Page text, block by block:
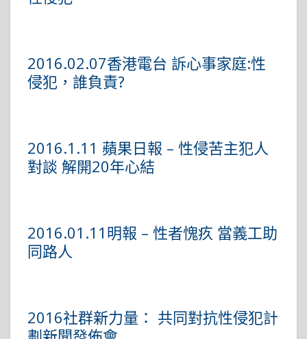
2016.02.07香港電台 訴心事家庭:性
侵犯，誰負責?
2016.1.11 蘋果日報 – 性侵苦主犯人
對談 解開20年心結
2016.01.11明報 – 性者愧疚 當義工助
同路人
2016社群新力量： 共同對抗性侵犯計